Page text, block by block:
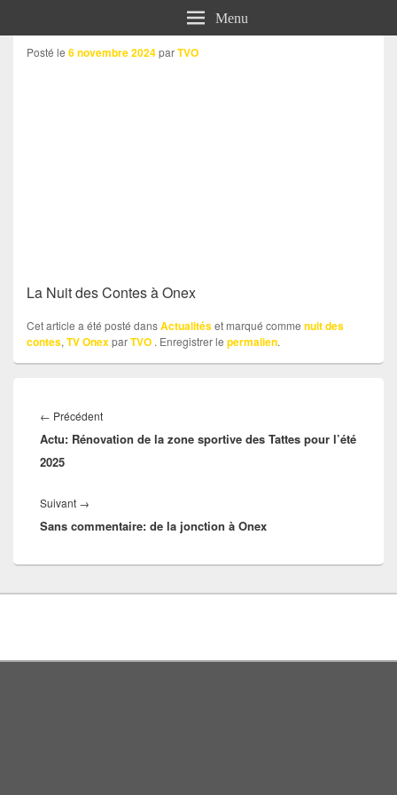
Menu
Posté le 6 novembre 2024parTVO
La Nuit des Contes à Onex
Cet article a été posté dansActualitéset marqué comme nuit des
contes, TV OnexparTVO . Enregistrer le permalien.
de
l’article
← PrécédentArticle
précédent :
Actu: Rénovation de la zone sportive des Tattes pour l’été
2025
Suivant →
suivant :
Sans commentaire: de la jonction à Onex